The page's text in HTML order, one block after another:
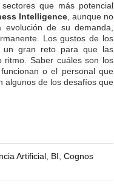
que más potencial
Intelligence, aunque no
de su demanda,
Los gustos de los
un gran reto para que las
ritmo. Saber cuáles son los
o el personal que
algunos de los desafíos que
Artificial, BI, Cognos